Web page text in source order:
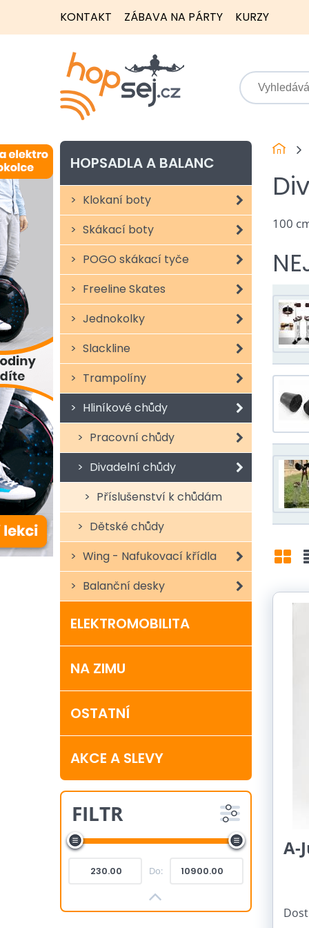
KONTAKT ZÁBAVA NA PÁRTY KURZY
HOPSADLA A BALANC
Klokaní boty
Skákací boty
POGO skákací tyče
Freeline Skates
Jednokolky
Slackline
Trampolíny
Hliníkové chůdy
Pracovní chůdy
Divadelní chůdy
Příslušenství k chůdám
Dětské chůdy
Wing - Nafukovací křídla
Balanční desky
ELEKTROMOBILITA
NA ZIMU
OSTATNÍ
AKCE A SLEVY
FILTR
Do:
100
A-